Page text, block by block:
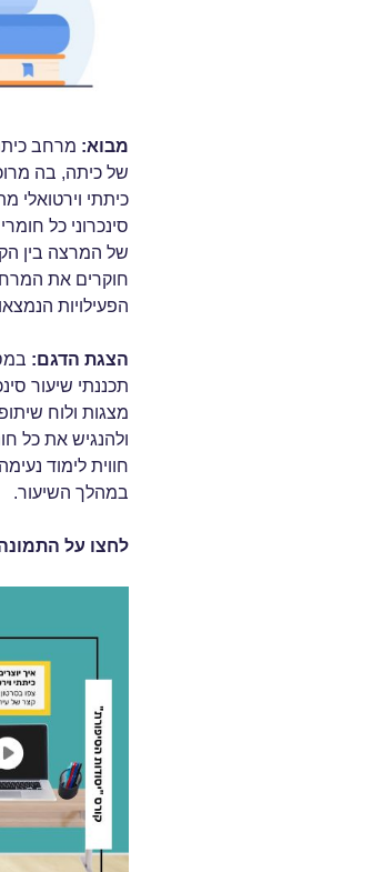
מבוא: מרחב
של כיתה, בה
כיתתי וירטואלי
סינכרוני כל
של המרצה בין
חוקרים את
הפעילויות
הצגת הדגם:
תכננתי שיעור
מצגות ולוח
ולהנגיש את כל
חווית לימוד
במהלך השיעור.
לחצו על